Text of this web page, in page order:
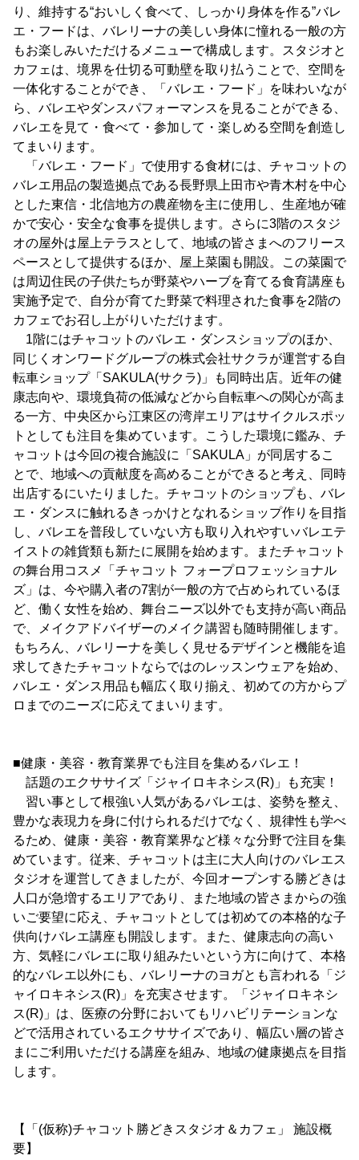
り、維持する“おいしく食べて、しっかり身体を作る”バレ
エ・フードは、バレリーナの美しい身体に憧れる一般の方
もお楽しみいただけるメニューで構成します。スタジオと
カフェは、境界を仕切る可動壁を取り払うことで、空間を
一体化することができ、「バレエ・フード」を味わいなが
ら、バレエやダンスパフォーマンスを見ることができる、
バレエを見て・食べて・参加して・楽しめる空間を創造し
てまいります。
「バレエ・フード」で使用する食材には、チャコットの
バレエ用品の製造拠点である長野県上田市や青木村を中心
とした東信・北信地方の農産物を主に使用し、生産地が確
かで安心・安全な食事を提供します。さらに3階のスタジ
オの屋外は屋上テラスとして、地域の皆さまへのフリース
ペースとして提供するほか、屋上菜園も開設。この菜園で
は周辺住民の子供たちが野菜やハーブを育てる食育講座も
実施予定で、自分が育てた野菜で料理された食事を2階の
カフェでお召し上がりいただけます。
1階にはチャコットのバレエ・ダンスショップのほか、
同じくオンワードグループの株式会社サクラが運営する自
転車ショップ「SAKULA(サクラ)」も同時出店。近年の健
康志向や、環境負荷の低減などから自転車への関心が高ま
る一方、中央区から江東区の湾岸エリアはサイクルスポッ
トとしても注目を集めています。こうした環境に鑑み、チ
ャコットは今回の複合施設に「SAKULA」が同居するこ
とで、地域への貢献度を高めることができると考え、同時
出店するにいたりました。チャコットのショップも、バレ
エ・ダンスに触れるきっかけとなれるショップ作りを目指
し、バレエを普段していない方も取り入れやすいバレエテ
イストの雑貨類も新たに展開を始めます。またチャコット
の舞台用コスメ「チャコット フォープロフェッショナル
ズ」は、今や購入者の7割が一般の方で占められているほ
ど、働く女性を始め、舞台ニーズ以外でも支持が高い商品
で、メイクアドバイザーのメイク講習も随時開催します。
もちろん、バレリーナを美しく見せるデザインと機能を追
求してきたチャコットならではのレッスンウェアを始め、
バレエ・ダンス用品も幅広く取り揃え、初めての方からプ
ロまでのニーズに応えてまいります。
■健康・美容・教育業界でも注目を集めるバレエ！
話題のエクササイズ「ジャイロキネシス(R)」も充実！
習い事として根強い人気があるバレエは、姿勢を整え、
豊かな表現力を身に付けられるだけでなく、規律性も学べ
るため、健康・美容・教育業界など様々な分野で注目を集
めています。従来、チャコットは主に大人向けのバレエス
タジオを運営してきましたが、今回オープンする勝どきは
人口が急増するエリアであり、また地域の皆さまからの強
いご要望に応え、チャコットとしては初めての本格的な子
供向けバレエ講座も開設します。また、健康志向の高い
方、気軽にバレエに取り組みたいという方に向けて、本格
的なバレエ以外にも、バレリーナのヨガとも言われる「ジ
ャイロキネシス(R)」を充実させます。「ジャイロキネシ
ス(R)」は、医療の分野においてもリハビリテーションな
どで活用されているエクササイズであり、幅広い層の皆さ
まにご利用いただける講座を組み、地域の健康拠点を目指
します。
【「(仮称)チャコット勝どきスタジオ＆カフェ」 施設概
要】